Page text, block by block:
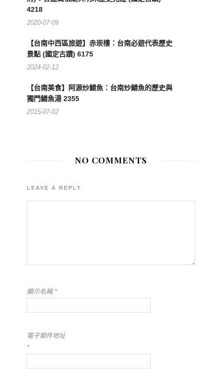
4218
2020-07-09
【台南中西區旅遊】赤崁樓：台南必遊代表歷史
景點 (國定古蹟) 6175
2024-02-12
【台南美食】阿源炒鱔魚：台南炒鱔魚的歷史與
獨門鱔魚湯 2355
2015-07-02
NO COMMENTS
LEAVE A REPLY
顯示名稱 *
電子郵件地址
*